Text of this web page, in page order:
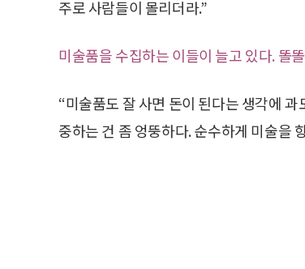
주로 사람들이 몰리더라.”
미술품을 수집하는 이들이 늘고 있다. 똘
“미술품도 잘 사면 돈이 된다는 생각에
중하는 건 좀 엉뚱하다. 순수하게 미술을